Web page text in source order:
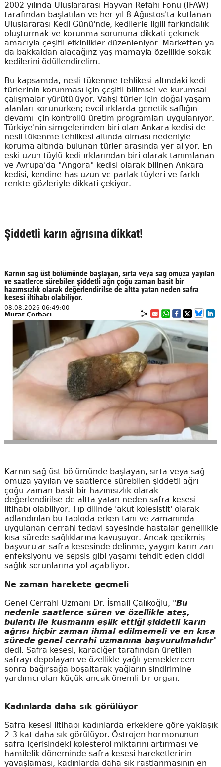
2002 yılında Uluslararası Hayvan Refahı Fonu (IFAW)
tarafından başlatılan ve her yıl 8 Ağustos'ta kutlanan
Uluslararası Kedi Günü'nde, kedilerle ilgili farkındalık
oluşturmak ve korunma sorununa dikkati çekmek
amacıyla çeşitli etkinlikler düzenleniyor. Marketten ya
da bakkaldan alacağınz yaş mamayla özellikle sokak
kedilerini ödüllendirelim.
Bu kapsamda, nesli tükenme tehlikesi altındaki kedi
türlerinin korunması için çeşitli bilimsel ve kurumsal
çalışmalar yürütülüyor. Vahşi türler için doğal yaşam
alanları korunurken; evcil ırklarda genetik saflığın
devamı için kontrollü üretim programları uygulanıyor.
Türkiye'nin simgelerinden biri olan Ankara kedisi de
nesli tükenme tehlikesi altında olması nedeniyle
koruma altında bulunan türler arasında yer alıyor. En
eski uzun tüylü kedi ırklarından biri olarak tanımlanan
ve Avrupa'da "Angora" kedisi olarak bilinen Ankara
kedisi, kendine has uzun ve parlak tüyleri ve farklı
renkte gözleriyle dikkati çekiyor.
Şiddetli karın ağrısına dikkat!
Karnın sağ üst bölümünde başlayan, sırta veya sağ omuza yayılan
ve saatlerce sürebilen şiddetli ağrı çoğu zaman basit bir
hazımsızlık olarak değerlendirilse de altta yatan neden safra
kesesi iltihabı olabiliyor.
08.08.2026 06:49:00
Murat Çorbacı
Karnın sağ üst bölümünde başlayan, sırta veya sağ
omuza yayılan ve saatlerce sürebilen şiddetli ağrı
çoğu zaman basit bir hazımsızlık olarak
değerlendirilse de altta yatan neden safra kesesi
iltihabı olabiliyor. Tıp dilinde 'akut kolesistit' olarak
adlandırılan bu tabloda erken tanı ve zamanında
uygulanan cerrahi tedavi sayesinde hastalar genellikle
kısa sürede sağlıklarına kavuşuyor. Ancak gecikmiş
başvurular safra kesesinde delinme, yaygın karın zarı
enfeksiyonu ve sepsis gibi yaşamı tehdit eden ciddi
sağlık sorunlarına yol açabiliyor.
Ne zaman harekete geçmeli
Genel Cerrahi Uzmanı Dr. İsmail Çalıkoğlu, "Bu
nedenle saatlerce süren ve özellikle ateş,
bulantı ile kusmanın eşlik ettiği şiddetli karın
ağrısı hiçbir zaman ihmal edilmemeli ve en kısa
sürede genel cerrahi uzmanına başvurulmalıdır"
dedi. Safra kesesi, karaciğer tarafından üretilen
safrayı depolayan ve özellikle yağlı yemeklerden
sonra bağırsağa boşaltarak yağların sindirimine
yardımcı olan küçük ancak önemli bir organ.
Kadınlarda daha sık görülüyor
Safra kesesi iltihabı kadınlarda erkeklere göre yaklaşık
2-3 kat daha sık görülüyor. Östrojen hormonunun
safra içerisindeki kolesterol miktarını artırması ve
hamilelik döneminde safra kesesi hareketlerinin
yavaşlaması, kadınlarda daha sık rastlanmasının en